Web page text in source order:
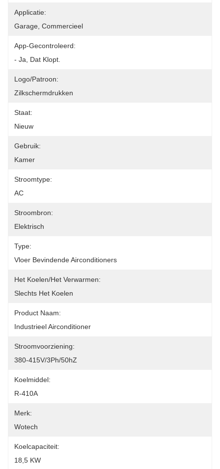
Applicatie:
Garage, Commercieel
App-Gecontroleerd:
- Ja, Dat Klopt.
Logo/patroon:
Zilkschermdrukken
Staat:
Nieuw
Gebruik:
Kamer
Stroomtype:
AC
Stroombron:
Elektrisch
Type:
Vloer Bevindende Airconditioners
Het Koelen/het Verwarmen:
Slechts Het Koelen
Product Naam:
Industrieel Airconditioner
Stroomvoorziening:
380-415V/3Ph/50hZ
Koelmiddel:
R-410A
Merk:
Wotech
Koelcapaciteit:
18,5 KW